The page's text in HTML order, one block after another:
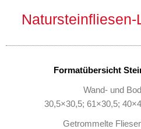
Formatübersicht
Wand- und
30,5×30,5; 61×30,5;
Getrommelte